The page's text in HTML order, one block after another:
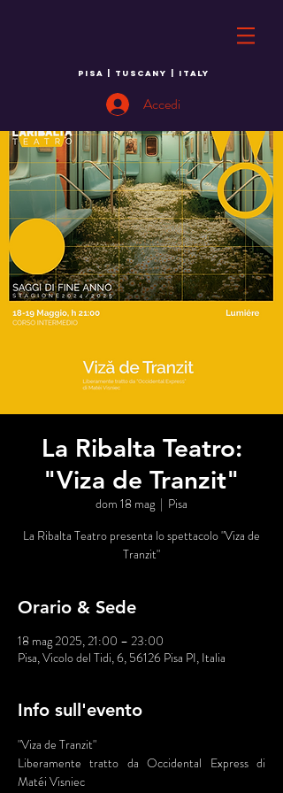
PISA | TUSCANY | ITALY
Accedi
La Ribalta Teatro:
"Viza de Tranzit"
dom 18 mag
  |
Pisa
La Ribalta Teatro presenta lo spettacolo "Viza de
Tranzit"
Orario & Sede
18 mag 2025, 21:00 – 23:00
Pisa, Vicolo del Tidi, 6, 56126 Pisa PI, Italia
Info sull'evento
"Viza de Tranzit"
Liberamente tratto da Occidental Express di
Matéi Visniec